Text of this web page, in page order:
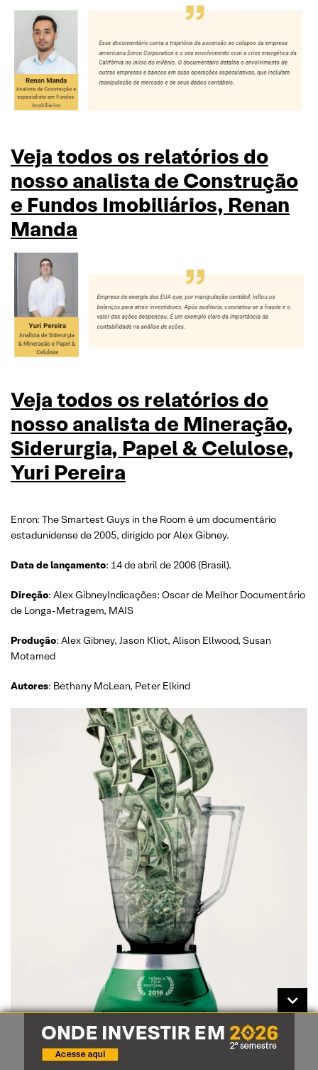
Veja todos os relatórios do
nosso analista de Construção
e Fundos Imobiliários, Renan
Manda
Veja todos os relatórios do
nosso analista de Mineração,
Siderurgia, Papel & Celulose,
Yuri Pereira
Enron: The Smartest Guys in the Room é um documentário
estadunidense de 2005, dirigido por Alex Gibney.
Data de lançamento: 14 de abril de 2006 (Brasil).
Direção: Alex GibneyIndicações: Oscar de Melhor Documentário
de Longa-Metragem, MAIS
Produção: Alex Gibney, Jason Kliot, Alison Ellwood, Susan
Motamed
Autores: Bethany McLean, Peter Elkind